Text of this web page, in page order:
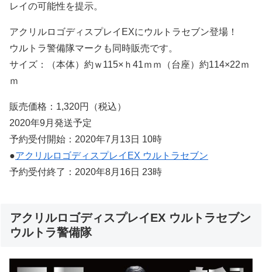
レイの可能性を提示。
アクリルロゴディスプレイEXにウルトラセブン登場！
ウルトラ警備隊マークも同時販売です。
サイズ：（本体）約ｗ115×ｈ41ｍｍ（台座）約114×22ｍ
ｍ
販売価格：1,320円（税込）
2020年9月発送予定
予約受付開始：2020年7月13日 10時
●アクリルロゴディスプレイEX ウルトラセブン
予約受付終了：2020年8月16日 23時
アクリルロゴディスプレイEX ウルトラセブン
ウルトラ警備隊